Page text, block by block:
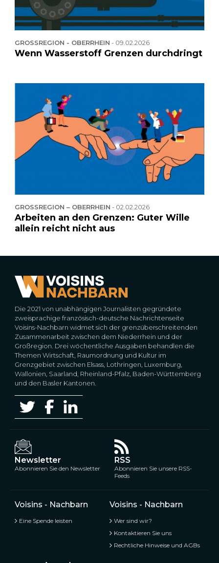
GROSSREGION - OBERRHEIN - 09.02.2026
Wenn Wasserstoff Grenzen durchdringt
GROSSREGION – OBERRHEIN - 02.02.2026
Arbeiten an den Grenzen: Guter Wille
allein reicht nicht aus
Die 2021 von unabhängigen Journalisten gegründete
zweisprachige französisch-deutsche Nachrichtenseite
Voisins-Nachbarn widmet sich der grenzüberschreitenden
Zusammenarbeit zwischen dem Niederrhein und der
Großregion. Drei wöchentliche Ausgaben behandlen die
Themen Wirtschaft, Raumordnung und Kultur im
Grenzgebiet zwischen Elsass, Lothringen, Luxemburg,
Wallonien, Saarland, Rheinland-Pfalz, Baden-Württemberg
und den Basler Kantonen.
Newsletter
Abonnieren Sie den Newsletter
RSS
Abonnieren Sie unsere RSS-
Feeds
Voisins - Nachbarn
Eine Spende leisten
Voisins - Nachbarn
Wer sind wir?
Kontaktieren Sie uns
Rechtliche Hinweise und AGBs